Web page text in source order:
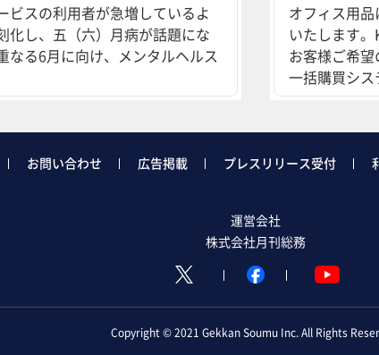
ビスの利用者が急増しているよ
化し、五（六）月病が話題にな
なる6月に向け、メンタルヘルス
オフィス用
いたします
お客様ご希
一括購買シス
お問い合わせ 広告掲載 プレスリリース受付
運営会社
株式会社月刊総務
Copyright © 2021 Gekkan Soumu Inc. All Rights